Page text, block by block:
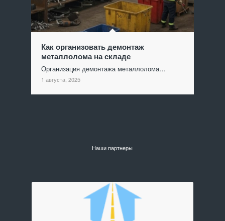
Как организовать демонтаж
металлолома на складе
Организация демонтажа металлолома…
1 августа, 2025
Наши партнеры